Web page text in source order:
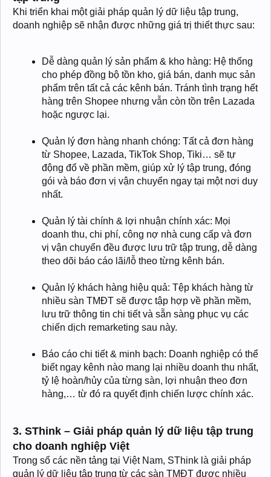
Khi triển khai một giải pháp quản lý dữ liệu tập trung,
doanh nghiệp sẽ nhận được những giá trị thiết thực sau:
Dễ dàng quản lý sản phẩm & kho hàng: Hệ thống
cho phép đồng bộ tồn kho, giá bán, danh mục sản
phẩm trên tất cả các kênh bán. Tránh tình trạng hết
hàng trên Shopee nhưng vẫn còn tồn trên Lazada
hoặc ngược lại.
Quản lý đơn hàng nhanh chóng: Tất cả đơn hàng
từ Shopee, Lazada, TikTok Shop, Tiki… sẽ tự
động đổ về phần mềm, giúp xử lý tập trung, đóng
gói và báo đơn vị vận chuyển ngay tại một nơi duy
nhất.
Quản lý tài chính & lợi nhuận chính xác: Mọi
doanh thu, chi phí, công nợ nhà cung cấp và đơn
vị vận chuyển đều được lưu trữ tập trung, dễ dàng
theo dõi báo cáo lãi/lỗ theo từng kênh bán.
Quản lý khách hàng hiệu quả: Tệp khách hàng từ
nhiều sàn TMĐT sẽ được tập hợp về phần mềm,
lưu trữ thông tin chi tiết và sẵn sàng phục vụ các
chiến dịch remarketing sau này.
Báo cáo chi tiết & minh bạch: Doanh nghiệp có thể
biết ngay kênh nào mang lại nhiều doanh thu nhất,
tỷ lệ hoàn/hủy của từng sàn, lợi nhuận theo đơn
hàng,… từ đó ra quyết định chiến lược chính xác.
3. SThink – Giải pháp quản lý dữ liệu tập trung
cho doanh nghiệp Việt
Trong số các nền tảng tại Việt Nam, SThink là giải pháp
quản lý dữ liệu tập trung từ các sàn TMĐT được nhiều